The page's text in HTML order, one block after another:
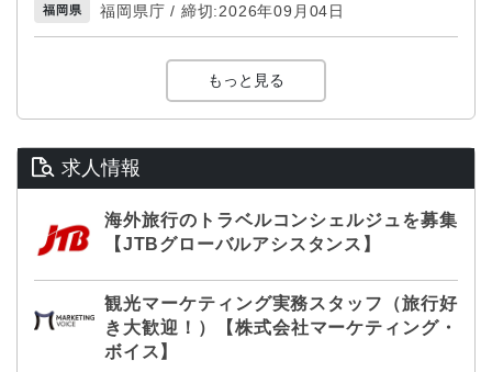
福岡県 福岡県庁 / 締切:2026年09月04日
もっと見る
求人情報
海外旅行のトラベルコンシェルジュを募集
【JTBグローバルアシスタンス】
観光マーケティング実務スタッフ（旅行好
き大歓迎！）【株式会社マーケティング・
ボイス】